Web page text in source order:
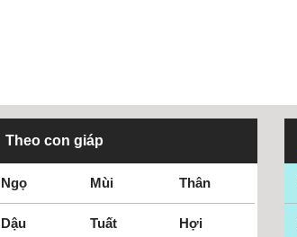
Theo con giáp
Ngọ Mùi Thân
Dậu Tuất Hợi